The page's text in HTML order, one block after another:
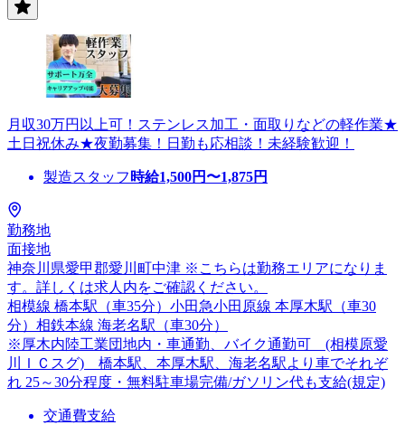
月収30万円以上可！ステンレス加工・面取りなどの軽作業★
土日祝休み★夜勤募集！日勤も応相談！未経験歓迎！
製造スタッフ 時給1,500円〜1,875円
勤務地
面接地
神奈川県愛甲郡愛川町中津 ※こちらは勤務エリアになりま
す。詳しくは求人内をご確認ください。
相模線 橋本駅（車35分）小田急小田原線 本厚木駅（車30
分）相鉄本線 海老名駅（車30分）
※厚木内陸工業団地内・車通勤、バイク通勤可 (相模原愛
川ＩＣスグ) 橋本駅、本厚木駅、海老名駅より車でそれぞ
れ 25～30分程度・無料駐車場完備/ガソリン代も支給(規定)
交通費支給